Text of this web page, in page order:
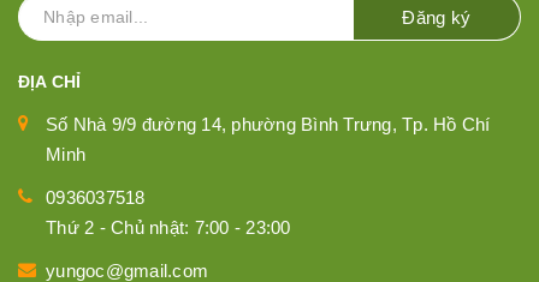
Đăng ký
ĐỊA CHỈ
Số Nhà 9/9 đường 14, phường Bình Trưng, Tp. Hồ Chí
Minh
0936037518
Thứ 2 - Chủ nhật: 7:00 - 23:00
yungoc@gmail.com